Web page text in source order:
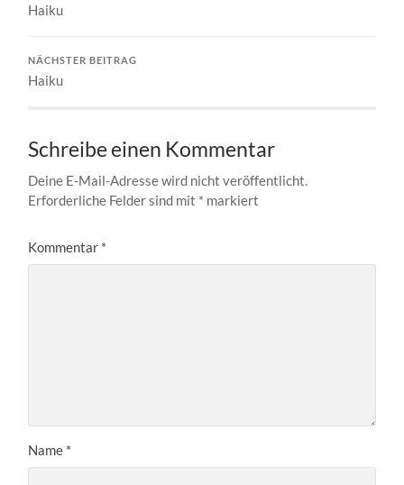
Haiku
NÄCHSTER BEITRAG
Haiku
Schreibe einen Kommentar
Deine E-Mail-Adresse wird nicht veröffentlicht.
Erforderliche Felder sind mit * markiert
Kommentar *
Name *